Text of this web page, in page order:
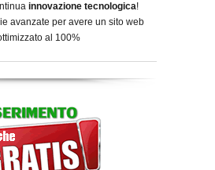
innovazione tecnologica!
avanzate per avere un sito web
al 100%